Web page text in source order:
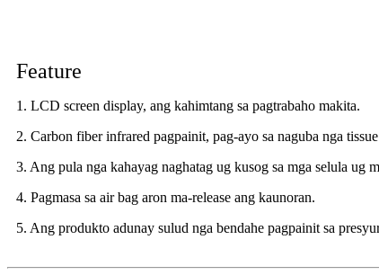
Feature
1. LCD screen display, ang kahimtang sa pagtrabaho makita.
2. Carbon fiber infrared pagpainit, pag-ayo sa naguba nga
3. Ang pula nga kahayag naghatag ug kusog sa mga selula ug
4. Pagmasa sa air bag aron ma-release ang kaunoran.
5. Ang produkto adunay sulud nga bendahe pagpainit sa